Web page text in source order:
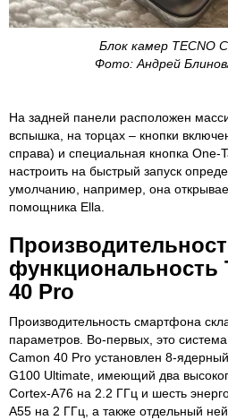
Блок камер TECNO
Фото: Андрей
На задней панели расположен
вспышка, на торцах – кнопки
справа) и специальная кнопка One-
настроить на быстрый запуск
умолчанию, например, она
помощника Ella.
функциональность
40 Pro
Производительность смартфона
параметров. Во-первых, это
Camon 40 Pro установлен 8-
G100 Ultimate, имеющий два
Cortex-A76 на 2.2 ГГц и шесть
A55 на 2 ГГц, а также отдельный